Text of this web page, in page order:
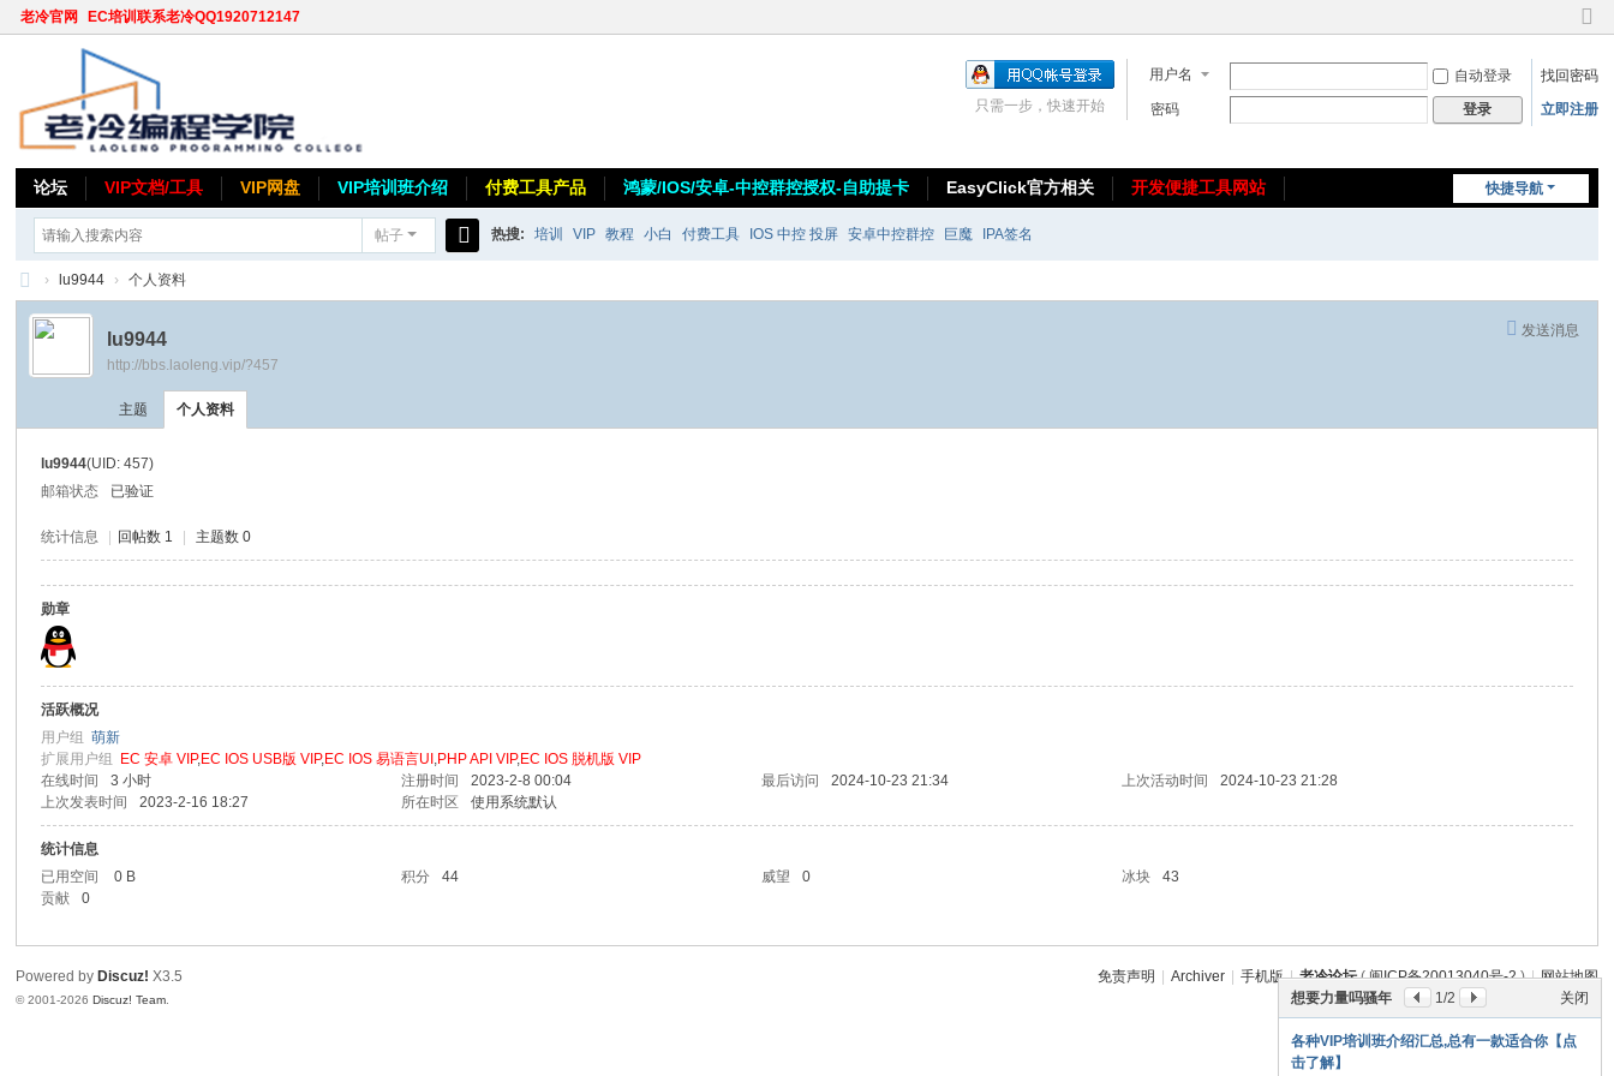
老冷官网 EC培训联系老冷QQ1920712147
切
到
窄
用户名 自动登录
找回密码
密码
登录 立即注册
只需一步，快速开始
快捷导航
论坛 VIP文档/工具 VIP网盘 VIP培训班介绍 付费工具产品 鸿蒙/IOS/安卓-中控群控授权-自助提卡 EasyClick官方相关
开发便捷工具网站
帖子
索
热搜: 培训 VIP 教程 小白 付费工具 IOS 中控 投屏 安卓中控群控 巨魔 IPA签名
老
› lu9944 › 个人资料
发送消息
lu9944
http://bbs.laoleng.vip/?457
主题 个人资料
lu9944(UID: 457)
邮箱状态
已验证
统计信息 回帖数 1 主题数 0
勋章
活跃概况
用户组萌新
扩展用户组
EC 安卓 VIP,EC IOS USB版 VIP,EC IOS 易语言UI ,PHP API VIP,EC IOS 脱机版 VIP
在线时间
3 小时 注册时间 2023-2-8 00:04 最后访问 2024-10-23 21:34 上次活动时间
2024-10-23 21:28
上次发表时间
2023-2-16 18:27 所在时区 使用系统默认
统计信息
已用空间
0 B 积分 44 威望 0 冰块
43
贡献
0
关闭
想要力量吗骚年 1/2
各种VIP培训班介绍汇总,总有一款适合你【点
击了解】
免责声明 Archiver 手机版 | 老冷论坛(闽ICP备20013040号-2) | 网站地图
GMT+8, 2026-8-8 20:05
Powered by Discuz! X3.5
© 2001-2026Discuz! Team